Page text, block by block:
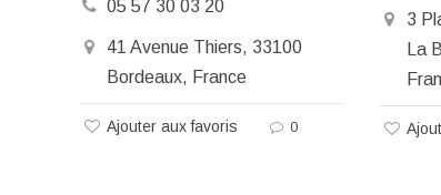
05 57 30 03 20
41 Avenue Thiers, 33100
Bordeaux, France
Ajouter aux favoris 0
3
La